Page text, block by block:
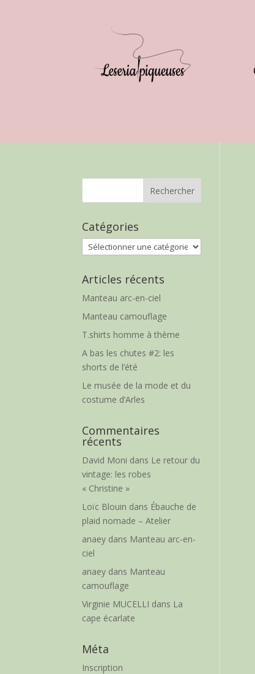
Catégories
Catégories
Articles récents
Manteau arc-en-ciel
Manteau camouflage
T.shirts homme à thème
A bas les chutes #2: les
shorts de l’été
Le musée de la mode et du
costume d’Arles
Commentaires
récents
David Moni dans Le retour du
vintage: les robes
« Christine »
Loïc Blouin dans Ébauche de
plaid nomade – Atelier
anaey dans Manteau arc-en-
ciel
anaey dans Manteau
camouflage
Virginie MUCELLI dans La
cape écarlate
Méta
Inscription